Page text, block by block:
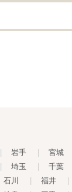
岩手 宮城
埼玉 千葉
石川 福井